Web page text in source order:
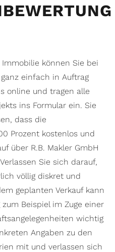
können Sie bei
einfach in Auftrag
online und tragen alle
ins Formular ein. Sie
dass die
Prozent kostenlos und
über R.B. Makler GmbH
Sie sich darauf,
völlig diskret und
geplanten Verkauf kann
Beispiel im Zuge einer
wichtig
Angaben zu den
mit und verlassen sich